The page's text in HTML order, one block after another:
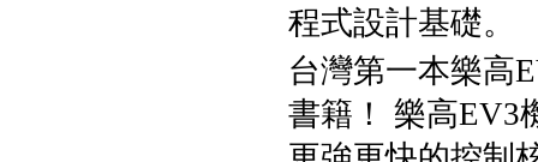
程式設計基礎。
台灣第一本樂高
書籍！ 樂高EV3